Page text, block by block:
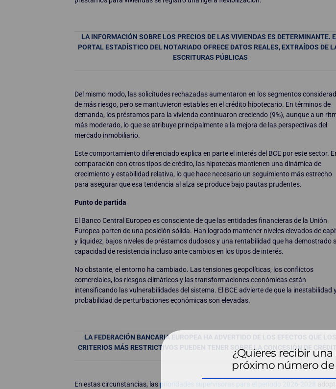
LA INFORMACIÓN SOBRE LOS PRECIOS DE LAS VIVIENDAS ES DETERMINANTE.
PORTAL ESTADÍSTICO DEL NOTARIADO OFRECE DATOS REALES, EXTRAÍDOS DE
ESCRITURAS PÚBLICAS
Del mismo modo, las solicitudes rechazadas aumentaron en los segmentos
de más riesgo, pero se mantuvieron estables en el crédito hipotecario. En términos de
demanda, los préstamos para la vivienda continuaron creciendo (9%), aunque a un
más moderado, lo que se atribuye principalmente a la mejora de las perspectivas del
mercado inmobiliario.
Este comportamiento diferenciado explica en parte el interés del BCE por este sector.
comparación con otros tipos de crédito, las hipotecas mantienen una dinámica de
crecimiento y estabilidad relativa, lo que hace necesario un seguimiento más estrecho
para asegurar que esa tendencia al alza se produce bajo pautas prudentes.
Punto de partida
El Banco Central Europeo es consciente de que las entidades financieras de la Unión
Europea parten de una posición sólida. Han logrado mantener niveles elevados de
y liquidez, bajos niveles de préstamos dudosos y una rentabilidad que ha demostrado
capacidad de resistencia incluso ante cambios en los tipos de interés.
No obstante, el entorno ha cambiado. Las tensiones geopolíticas, los conflictos
comerciales, los riesgos climáticos y las transformaciones económicas están
intensificando las vulnerabilidades del sistema. El BCE advierte de que la inestabilidad
probabilidad de perturbaciones económicas son elevadas.
LA FEDERACIÓN BANCARIA EUROPEA HA ADVERTIDO DE LOS EFECTOS QUE LOS
CRITERIOS MÁS RESTRICTIVOS PUEDEN TENER SOBRE LA CONCESIÓN DE
En estas circunstancias, las prioridades supervisoras para el periodo 2026-2028
¿Quieres recibir
próximo número de